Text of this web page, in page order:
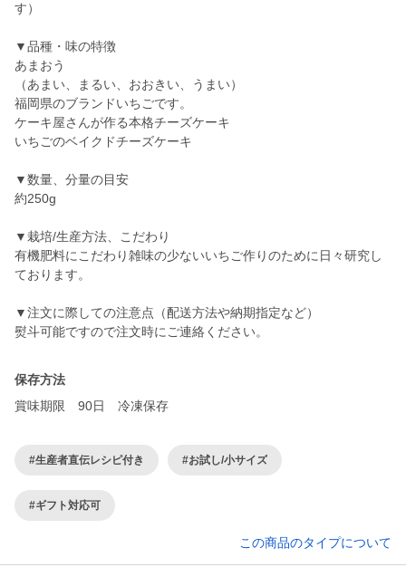
す）
▼品種・味の特徴
あまおう
（あまい、まるい、おおきい、うまい）
福岡県のブランドいちごです。
ケーキ屋さんが作る本格チーズケーキ
いちごのベイクドチーズケーキ
▼数量、分量の目安
約250g
▼栽培/生産方法、こだわり
有機肥料にこだわり雑味の少ないいちご作りのために日々研究し
ております。
▼注文に際しての注意点（配送方法や納期指定など）
保存方法
賞味期限 90日 冷凍保存
#生産者直伝レシピ付き #お試し/小サイズ
#ギフト対応可
この商品のタイプについて